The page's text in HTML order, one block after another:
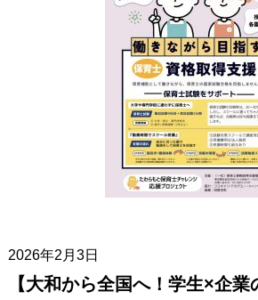
2026年2月3日
【大和から全国へ！学生×企